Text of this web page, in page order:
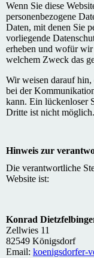
Wenn Sie diese
personenbezogene
Daten, mit denen Sie
vorliegende
erheben und wofür
welchem Zweck das
Wir weisen darauf hin,
bei der
kann. Ein lückenloser
Dritte ist nicht möglich.
Hinweis zur
Die verantwortliche
Website ist:
Konrad
Zellwies 11
82549 Königsdorf
Email: koenigsdorfer-